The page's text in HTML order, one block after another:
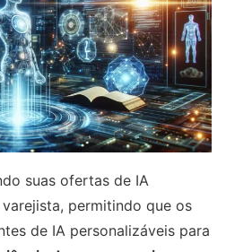
suas ofertas de IA
permitindo que os
de IA personalizáveis para